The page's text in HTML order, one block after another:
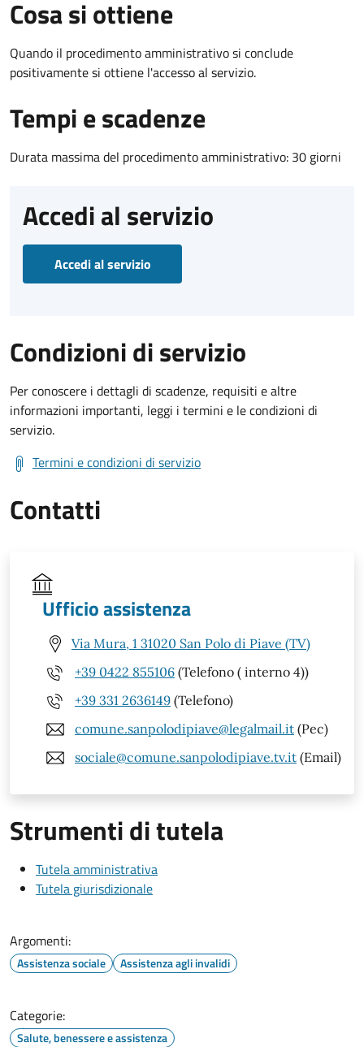
Cosa si ottiene
Quando il procedimento amministrativo si conclude
positivamente si ottiene l'accesso al servizio.
Tempi e scadenze
Durata massima del procedimento amministrativo: 30 giorni
Accedi al servizio
Accedi al servizio
Condizioni di servizio
Per conoscere i dettagli di scadenze, requisiti e altre
informazioni importanti, leggi i termini e le condizioni di
servizio.
Termini e condizioni di servizio
Contatti
Ufficio assistenza
Via Mura, 1 31020 San Polo di Piave (TV)
+39 0422 855106 (Telefono ( interno 4))
+39 331 2636149 (Telefono)
comune.sanpolodipiave@legalmail.it (Pec)
sociale@comune.sanpolodipiave.tv.it (Email)
Strumenti di tutela
Tutela amministrativa
Tutela giurisdizionale
Argomenti:
Assistenza sociale Assistenza agli invalidi
Categorie:
Salute, benessere e assistenza